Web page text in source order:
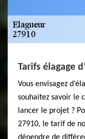
Tarifs élagage
Vous envisagez
souhaitez savoir le
lancer le projet ?
27910, le tarif de